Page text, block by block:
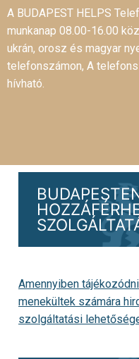
A BUDAPEST HELPS
munkanap 08.00-16.00
ukrán, orosz és magyar
telefonszámon, A
hívható.
Amennyiben
menekültek számára
szolgáltatási